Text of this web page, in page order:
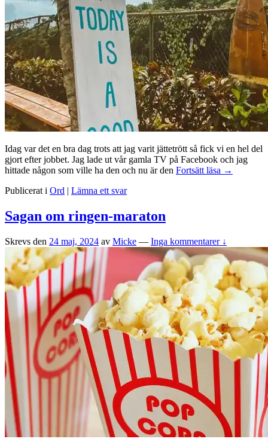
Idag var det en bra dag trots att jag varit jättetrött så fick vi en hel del
gjort efter jobbet. Jag lade ut vår gamla TV på Facebook och jag
hittade någon som ville ha den och nu är den Fortsätt läsa Idag
→
Publicerat i Ord | Lämna ett svar
Sagan om ringen-maraton
Skrevs den 24 maj, 2024 av Micke — Inga kommentarer ↓